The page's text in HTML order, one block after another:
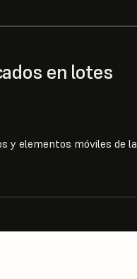
en lotes
y elementos móviles de la